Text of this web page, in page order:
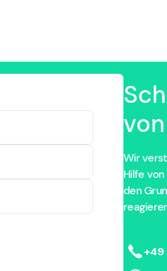
Wir
Hilfe
den
+49